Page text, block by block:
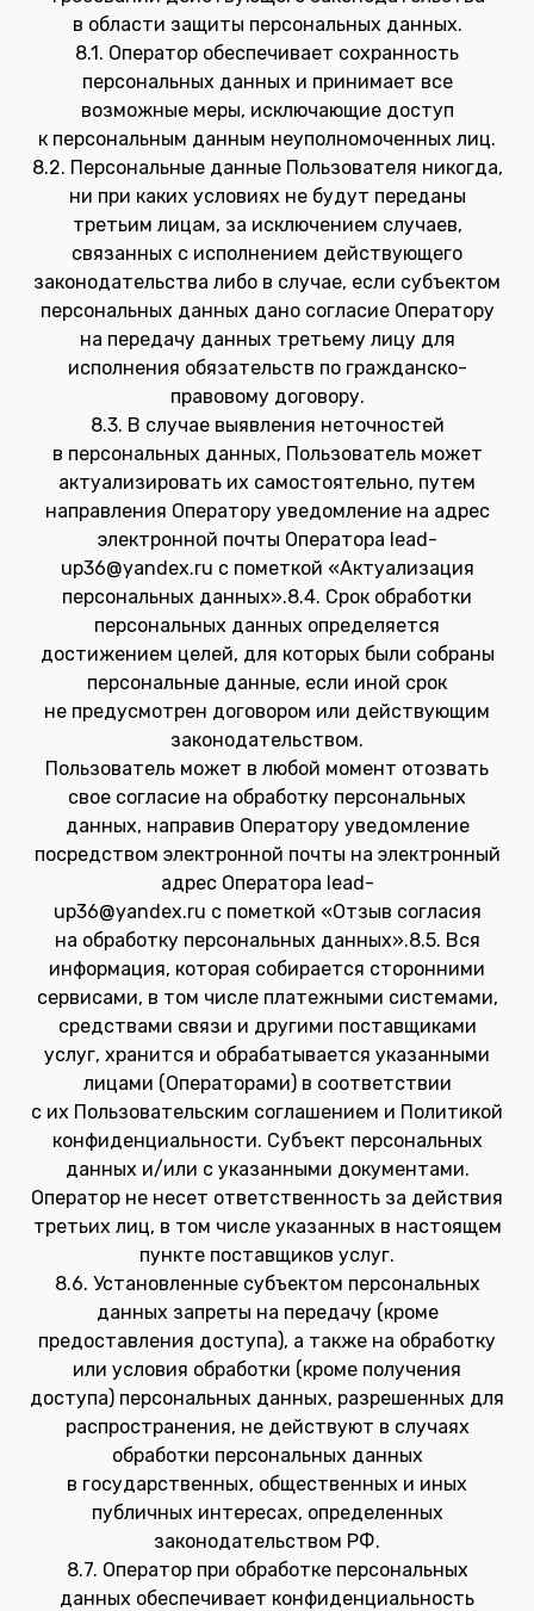
в области защиты персональных данных.
8.1. Оператор обеспечивает сохранность
персональных данных и принимает все
возможные меры, исключающие доступ
к персональным данным неуполномоченных лиц.
8.2. Персональные данные Пользователя никогда,
ни при каких условиях не будут переданы
третьим лицам, за исключением случаев,
связанных с исполнением действующего
законодательства либо в случае, если субъектом
персональных данных дано согласие Оператору
на передачу данных третьему лицу для
исполнения обязательств по гражданско-
правовому договору.
8.3. В случае выявления неточностей
в персональных данных, Пользователь может
актуализировать их самостоятельно, путем
направления Оператору уведомление на адрес
электронной почты Оператора lead-
up36@yandex.ru с пометкой «Актуализация
персональных данных».8.4. Срок обработки
персональных данных определяется
достижением целей, для которых были собраны
персональные данные, если иной срок
не предусмотрен договором или действующим
законодательством.
Пользователь может в любой момент отозвать
свое согласие на обработку персональных
данных, направив Оператору уведомление
посредством электронной почты на электронный
адрес Оператора lead-
up36@yandex.ru с пометкой «Отзыв согласия
на обработку персональных данных».8.5. Вся
информация, которая собирается сторонними
сервисами, в том числе платежными системами,
средствами связи и другими поставщиками
услуг, хранится и обрабатывается указанными
лицами (Операторами) в соответствии
с их Пользовательским соглашением и Политикой
конфиденциальности. Субъект персональных
данных и/или с указанными документами.
Оператор не несет ответственность за действия
третьих лиц, в том числе указанных в настоящем
пункте поставщиков услуг.
8.6. Установленные субъектом персональных
данных запреты на передачу (кроме
предоставления доступа), а также на обработку
или условия обработки (кроме получения
доступа) персональных данных, разрешенных для
распространения, не действуют в случаях
обработки персональных данных
в государственных, общественных и иных
публичных интересах, определенных
законодательством РФ.
8.7. Оператор при обработке персональных
данных обеспечивает конфиденциальность